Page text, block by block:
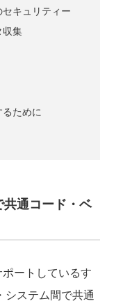
キュリティー
収集
ために
通コード・ベ
ートしているす
ステム間で共通